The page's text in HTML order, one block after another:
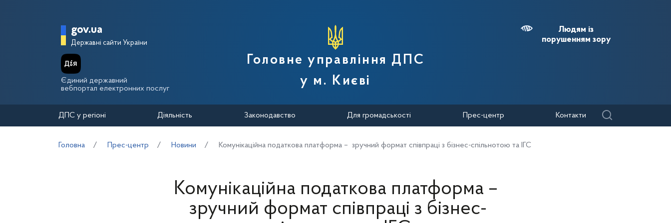
Головна сторінка Державної податкової служби України
gov.ua
Державні сайти України
Єдиний державний
вебпортал електронних послуг
Головне управління ДПС
у м. Києві
Людям із
порушенням зору
ДПС у регіоні Діяльність Законодавство Для громадськості Прес-центр Контакти
Головна Прес-центр Новини Комунікаційна податкова платформа – зручний формат співпраці з бізнес-спільнотою та ІГС
Комунікаційна податкова платформа –
зручний формат співпраці з бізнес-